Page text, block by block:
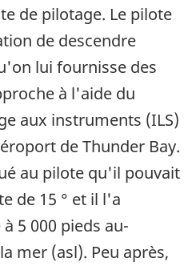
de pilotage. Le pilote
de descendre
lui fournisse des
à l'aide du
aux instruments (ILS)
de Thunder Bay.
au pilote qu'il pouvait
de 15 ° et il l'a
5 000 pieds au-
mer (asl). Peu après,